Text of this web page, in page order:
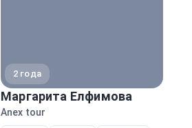
2 года
Маргарита Елфимова
Anex tour